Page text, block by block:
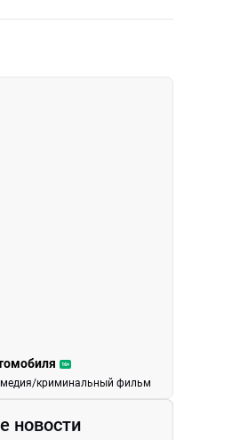
16+
криминальный фильм
новости